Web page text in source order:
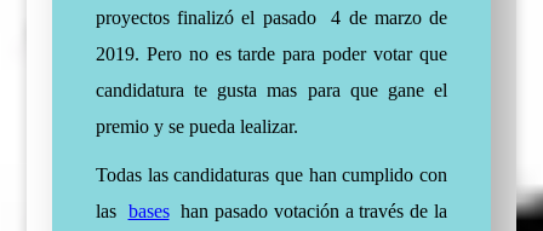
proyectos finalizó el pasado 4 de marzo de
2019. Pero no es tarde para poder votar que
candidatura te gusta mas para que gane el
premio y se pueda lealizar.
Todas las candidaturas que han cumplido con
las bases han pasado votación a través de la